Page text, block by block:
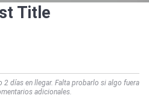
Title
2 días en llegar. Falta probarlo si algo fuera
adicionales.